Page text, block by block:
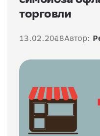
торговли
13.02.2018Автор: